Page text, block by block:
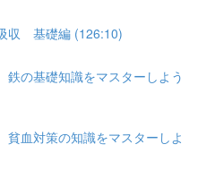
収 基礎編 (126:10)
の基礎知識をマスターしよう
血対策の知識をマスターしよ